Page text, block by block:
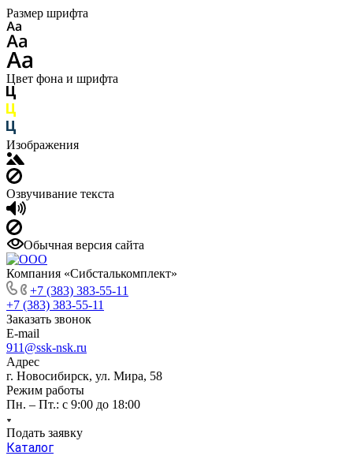
Размер шрифта
Цвет фона и шрифта
Изображения
Озвучивание текста
Обычная версия сайта
Компания «Сибсталькомплект»
+7 (383) 383-55-11
+7 (383) 383-55-11
Заказать звонок
E-mail
911@ssk-nsk.ru
Адрес
г. Новосибирск, ул. Мира, 58
Режим работы
Пн. – Пт.: с 9:00 до 18:00
Подать заявку
Каталог